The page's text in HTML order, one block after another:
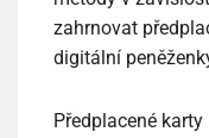
zahrnovat
digitální
Předplacené